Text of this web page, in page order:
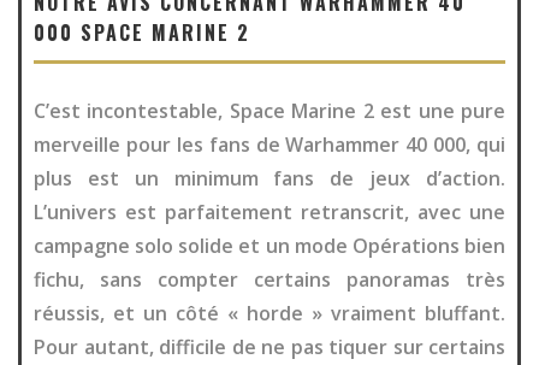
000 SPACE MARINE 2
C’est incontestable, Space Marine 2 est une pure
merveille pour les fans de Warhammer 40 000, qui
plus est un minimum fans de jeux d’action.
L’univers est parfaitement retranscrit, avec une
campagne solo solide et un mode Opérations bien
fichu, sans compter certains panoramas très
réussis, et un côté « horde » vraiment bluffant.
Pour autant, difficile de ne pas tiquer sur certains